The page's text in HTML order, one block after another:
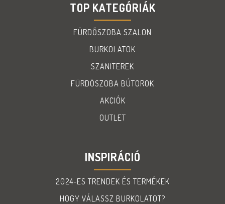
TOP KATEGÓRIÁK
FÜRDŐSZOBA SZALON
BURKOLATOK
SZANITEREK
FÜRDÖSZOBA BÚTOROK
AKCIÓK
OUTLET
INSPIRÁCIÓ
2024-ES TRENDEK ÉS TERMÉKEK
HOGY VÁLASSZ BURKOLATOT?